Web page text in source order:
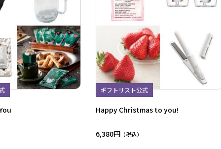
ギフトリスト公式
Happy Christmas to you!
6,380円